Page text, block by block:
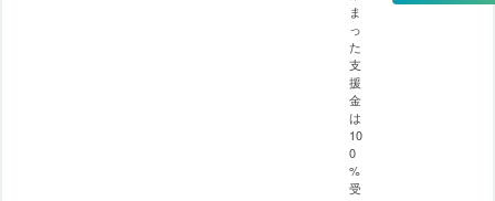
ま
っ
た
支
援
金
は
10
0
%
受